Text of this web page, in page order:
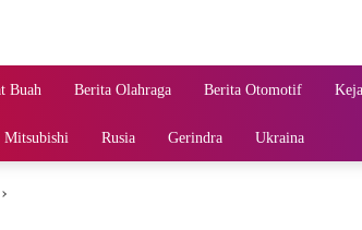
Buah Berita Olahraga Berita Otomotif
Mitsubishi Rusia Gerindra Ukraina